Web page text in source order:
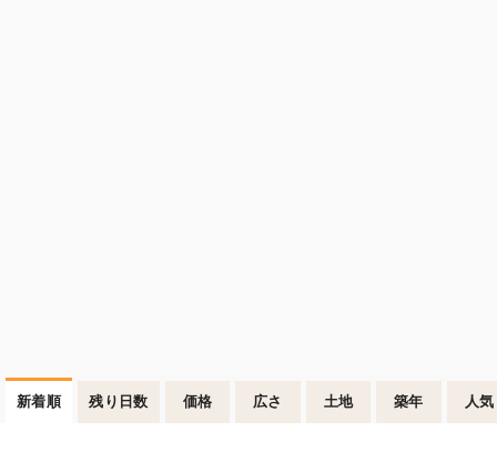
新着順 残り日数 価格 広さ 土地 築年 人気